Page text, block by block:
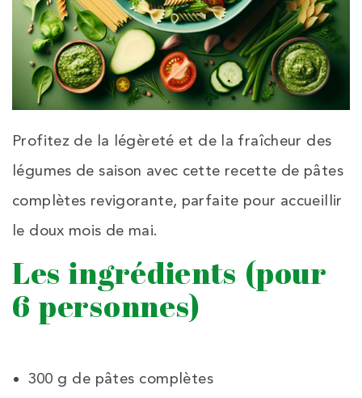
Profitez de la légèreté et de la fraîcheur des
légumes de saison avec cette recette de pâtes
complètes revigorante, parfaite pour accueillir
le doux mois de mai.
Les ingrédients (pour
6 personnes)
300 g de pâtes complètes